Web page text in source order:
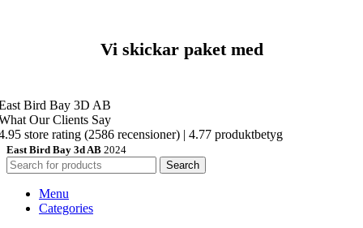
Vi skickar paket med
Bird Bay 3D AB
Our Clients Say
store rating (2586 recensioner) | 4.77 produktbetyg
East Bird Bay 3d AB 2024
Search
Menu
Categories